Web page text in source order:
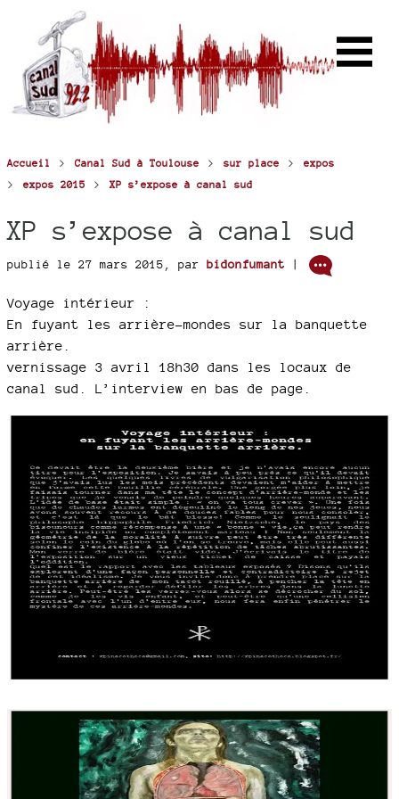
Accueil > Canal Sud à Toulouse > sur place > expos
> expos 2015 > XP s’expose à canal sud
XP s’expose à canal sud
publié le 27 mars 2015, par bidonfumant |
Voyage intérieur :
En fuyant les arrière-mondes sur la banquette
arrière.
vernissage 3 avril 18h30 dans les locaux de
canal sud. L’interview en bas de page.